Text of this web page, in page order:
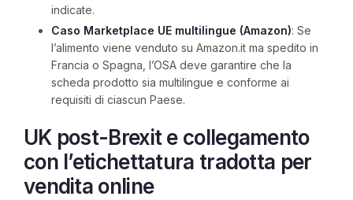
indicate.
Caso Marketplace UE multilingue (Amazon): Se
l’alimento viene venduto su Amazon.it ma spedito in
Francia o Spagna, l’OSA deve garantire che la
scheda prodotto sia multilingue e conforme ai
requisiti di ciascun Paese.
UK post-Brexit e collegamento
con l’etichettatura tradotta per
vendita online